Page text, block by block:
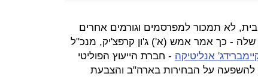
לא תמכור למפרסמים וגורמים אחרים
שלה - כך אמר אמש (א') ג'ון קרפצ'יק, מנכ"ל
אנליטיקה - חברת הייעוץ הפוליטי
על הבחירות בארה"ב והצבעת